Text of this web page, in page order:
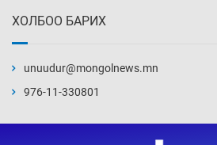
Уржигдар 13 цаг 00 мин
ХОЛБОО БАРИХ
unuudur@mongolnews.mn
976-11-330801